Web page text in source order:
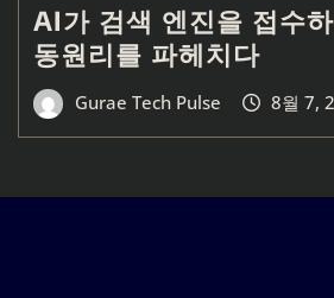
AI가 검색 엔진을 접수
동원리를 파헤치다
Gurae Tech Pulse 8월 7,